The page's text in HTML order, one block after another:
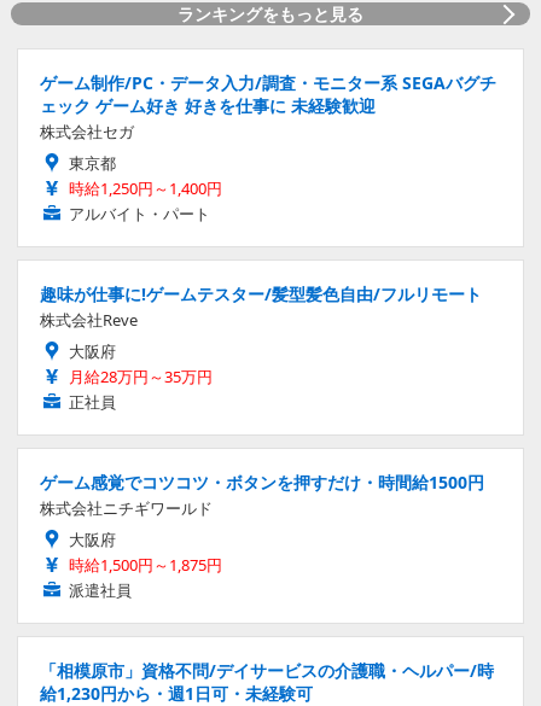
ランキングをもっと見る
ゲーム制作/PC・データ入力/調査・モニター系 SEGAバグチ
ェック ゲーム好き 好きを仕事に 未経験歓迎
株式会社セガ
東京都
時給1,250円～1,400円
アルバイト・パート
趣味が仕事に!ゲームテスター/髪型髪色自由/フルリモート
株式会社Reve
大阪府
月給28万円～35万円
正社員
ゲーム感覚でコツコツ・ボタンを押すだけ・時間給1500円
株式会社ニチギワールド
大阪府
時給1,500円～1,875円
派遣社員
「相模原市」資格不問/デイサービスの介護職・ヘルパー/時
給1,230円から・週1日可・未経験可